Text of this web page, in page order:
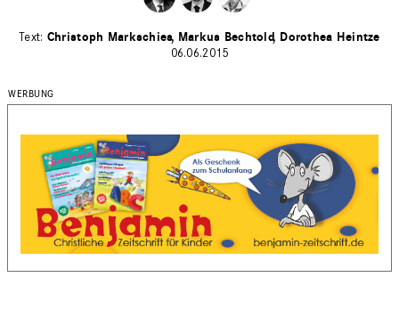
Christoph Markschies Markus Bechtold Dorothea Heintze
06.06.2015